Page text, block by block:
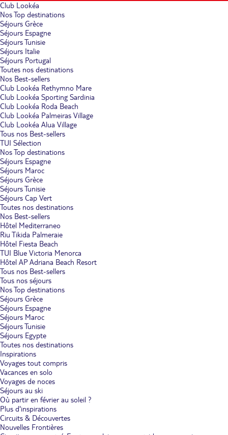
Club Lookéa
Nos Top destinations
Séjours Grèce
Séjours Espagne
Séjours Tunisie
Séjours Italie
Séjours Portugal
Toutes nos destinations
Nos Best-sellers
Club Lookéa Rethymno Mare
Club Lookéa Sporting Sardinia
Club Lookéa Roda Beach
Club Lookéa Palmeiras Village
Club Lookéa Alua Village
Tous nos Best-sellers
TUI Sélection
Nos Top destinations
Séjours Espagne
Séjours Maroc
Séjours Grèce
Séjours Tunisie
Séjours Cap Vert
Toutes nos destinations
Nos Best-sellers
Hôtel Mediterraneo
Riu Tikida Palmeraie
Hôtel Fiesta Beach
TUI Blue Victoria Menorca
Hôtel AP Adriana Beach Resort
Tous nos Best-sellers
Tous nos séjours
Nos Top destinations
Séjours Grèce
Séjours Espagne
Séjours Maroc
Séjours Tunisie
Séjours Egypte
Toutes nos destinations
Inspirations
Voyages tout compris
Vacances en solo
Voyages de noces
Séjours au ski
Où partir en février au soleil ?
Plus d'inspirations
Circuits & Découvertes
Nouvelles Frontières